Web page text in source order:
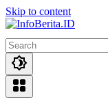
Skip to content